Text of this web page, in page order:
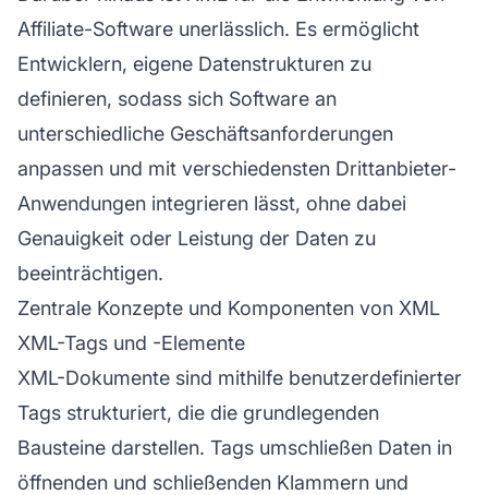
Affiliate-Software unerlässlich. Es ermöglicht
Entwicklern, eigene Datenstrukturen zu
definieren, sodass sich Software an
unterschiedliche Geschäftsanforderungen
anpassen und mit verschiedensten Drittanbieter-
Anwendungen integrieren lässt, ohne dabei
Genauigkeit oder Leistung der Daten zu
beeinträchtigen.
Zentrale Konzepte und Komponenten von XML
XML-Tags und -Elemente
XML-Dokumente sind mithilfe benutzerdefinierter
Tags strukturiert, die die grundlegenden
Bausteine darstellen. Tags umschließen Daten in
öffnenden und schließenden Klammern und